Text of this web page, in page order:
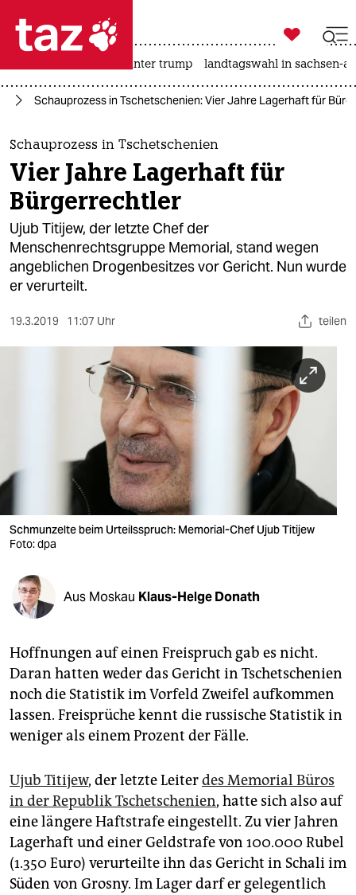
 taz zahl ich
taz zahl ich
themen
politik
öko
gesellschaft
kultur
sport
veranstaltungen
fragen & hilfe
unterstützen
abo
genossenschaft
epaper login

taz zahl ich
usa unter trump landtagswahl in sachsen-
Schauprozess in Tschetschenien: Vier Jahre Lagerhaft für
Schauprozess in Tschetschenien
Vier Jahre Lagerhaft für
Bürgerrechtler
Ujub Titijew, der letzte Chef der
Menschenrechtsgruppe Memorial, stand wegen
angeblichen Drogenbesitzes vor Gericht. Nun wurde
er verurteilt.
19.3.2019 11:07 Uhr teilen
Schmunzelte beim Urteilsspruch: Memorial-Chef Ujub Titijew
Foto: dpa
Aus Moskau Klaus-Helge Donath
Hoffnungen auf einen Freispruch gab es nicht.
Daran hatten weder das Gericht in Tschetschenien
noch die Statistik im Vorfeld Zweifel aufkommen
lassen. Freisprüche kennt die russische Statistik in
weniger als einem Prozent der Fälle.
Ujub Titijew, der letzte Leiterdes Memorial Büros
in der Republik Tschetschenien, hatte sich also auf
eine längere Haftstrafe eingestellt. Zu vier Jahren
Lagerhaft und einer Geldstrafe von 100.000 Rubel
(1.350 Euro) verurteilte ihn das Gericht in Schali im
Süden von Grosny. Im Lager darf er gelegentlich